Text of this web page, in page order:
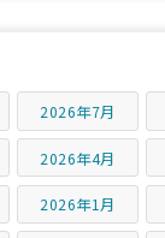
2026年7月
2026年4月
2026年1月